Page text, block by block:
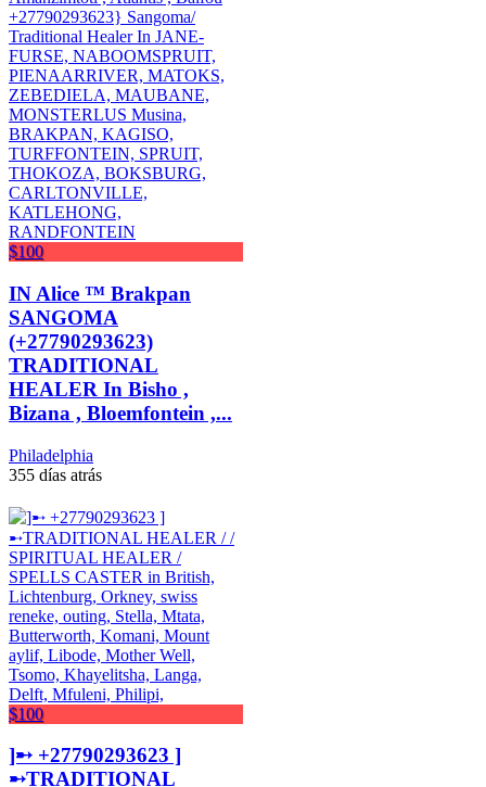
$100
IN Alice ™ Brakpan
SANGOMA
(+27790293623)
TRADITIONAL
HEALER In Bisho ,
Bizana , Bloemfontein ,...
Philadelphia
355 días atrás
$100
]➸ +27790293623 ]
➸TRADITIONAL